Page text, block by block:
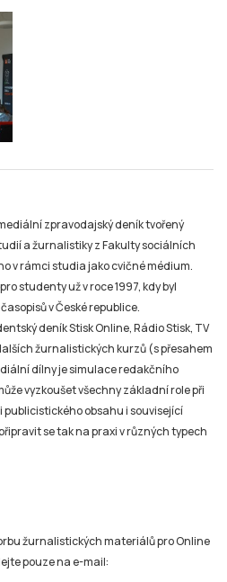
zpravodajský deník tvořený
a žurnalistiky z Fakulty sociálních
v rámci studia jako cvičné médium.
studenty už v roce 1997, kdy byl
v České republice.
deník Stisk Online, Rádio Stisk, TV
žurnalistických kurzů (s přesahem
dílny je simulace redakčního
vyzkoušet všechny základní role při
obsahu i související
se tak na praxi v různých typech
žurnalistických materiálů pro Online
pouze na e-mail: